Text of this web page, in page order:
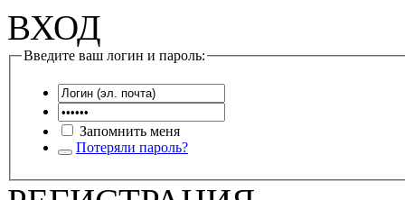
ВХОД
Введите ваш логин и пароль:
Запомнить меня
Потеряли пароль?